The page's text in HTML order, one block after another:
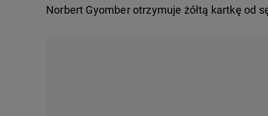
Norbert Gyomber otrzymuje żółtą kartkę od